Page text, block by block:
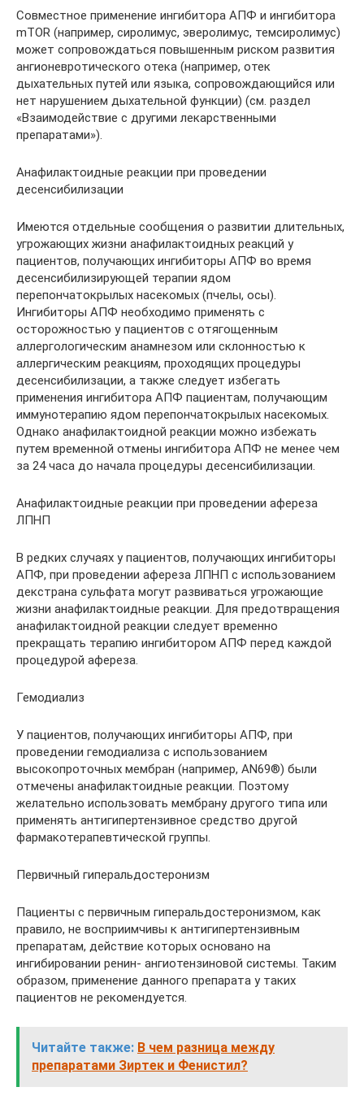
Совместное применение ингибитора АПФ и ингибитора
mTOR (например, сиролимус, эверолимус, темсиролимус)
может сопровождаться повышенным риском развития
ангионевротического отека (например, отек
дыхательных путей или языка, сопровождающийся или
нет нарушением дыхательной функции) (см. раздел
«Взаимодействие с другими лекарственными
препаратами»).
Анафилактоидные реакции при проведении
десенсибилизации
Имеются отдельные сообщения о развитии длительных,
угрожающих жизни анафилактоидных реакций у
пациентов, получающих ингибиторы АПФ во время
десенсибилизирующей терапии ядом
перепончатокрылых насекомых (пчелы, осы).
Ингибиторы АПФ необходимо применять с
осторожностью у пациентов с отягощенным
аллергологическим анамнезом или склонностью к
аллергическим реакциям, проходящих процедуры
десенсибилизации, а также следует избегать
применения ингибитора АПФ пациентам, получающим
иммунотерапию ядом перепончатокрылых насекомых.
Однако анафилактоидной реакции можно избежать
путем временной отмены ингибитора АПФ не менее чем
за 24 часа до начала процедуры десенсибилизации.
Анафилактоидные реакции при проведении афереза
ЛПНП
В редких случаях у пациентов, получающих ингибиторы
АПФ, при проведении афереза ЛПНП с использованием
декстрана сульфата могут развиваться угрожающие
жизни анафилактоидные реакции. Для предотвращения
анафилактоидной реакции следует временно
прекращать терапию ингибитором АПФ перед каждой
процедурой афереза.
Гемодиализ
У пациентов, получающих ингибиторы АПФ, при
проведении гемодиализа с использованием
высокопроточных мембран (например, AN69®) были
отмечены анафилактоидные реакции. Поэтому
желательно использовать мембрану другого типа или
применять антигипертензивное средство другой
фармакотерапевтической группы.
Первичный гиперальдостеронизм
Пациенты с первичным гиперальдостеронизмом, как
правило, не восприимчивы к антигипертензивным
препаратам, действие которых основано на
ингибировании ренин- ангиотензиновой системы. Таким
образом, применение данного препарата у таких
пациентов не рекомендуется.
Читайте также: В чем разница между
препаратами Зиртек и Фенистил?